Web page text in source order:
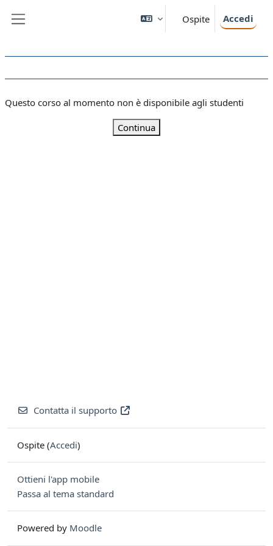
Ospite Accedi
Questo corso al momento non è disponibile agli studenti
Continua
Contatta il supporto
Ospite (Accedi)
Ottieni l'app mobile
Passa al tema standard
Powered by Moodle